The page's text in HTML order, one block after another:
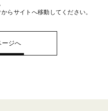
らサイトへ移動してください。
ージへ